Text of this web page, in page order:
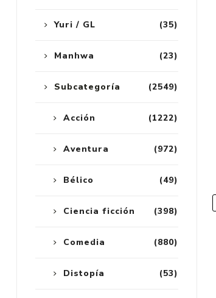
(35)
Yuri / GL
(23)
Manhwa
(2549)
Subcategoría
(1222)
Acción
(972)
Aventura
(49)
Bélico
(398)
Ciencia ficción
(880)
Comedia
(53)
Distopía